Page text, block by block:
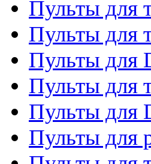
Пульты для
Пульты для
Пульты для
Пульты для
Пульты для
Пульты для